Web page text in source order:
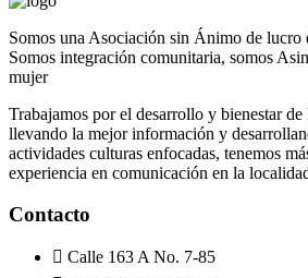
Somos una Asociación sin Ánimo de lucro
Somos integración comunitaria, somos
mujer
Trabajamos por el desarrollo y bienestar
llevando la mejor información y
actividades culturas enfocadas, tenemos
experiencia en comunicación en la
Contacto
Calle 163 A No. 7-85